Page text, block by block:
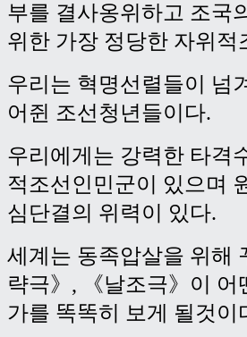
부를 결사옹위하고 조국
위한 가장 정당한 자위적
우리는 혁명선렬들이 넘
어쥔 조선청년들이다.
우리에게는 강력한 타격
적조선인민군이 있으며
심단결의 위력이 있다.
세계는 동족압살을 위해
략극》, 《날조극》이
가를 똑똑히 보게 될것이